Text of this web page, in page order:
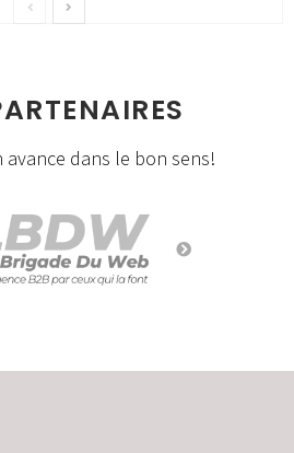
avance dans le bon sens!